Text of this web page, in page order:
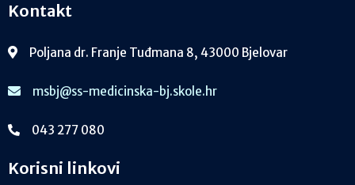
Kontakt
Poljana dr. Franje Tuđmana 8, 43000 Bjelovar
msbj@ss-medicinska-bj.skole.hr
043 277 080
Korisni linkovi